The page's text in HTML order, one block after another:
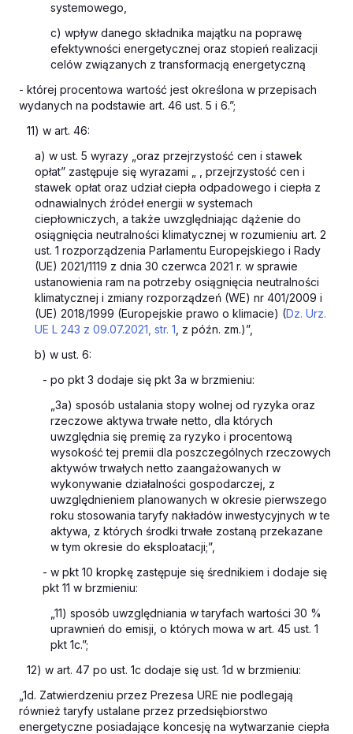
systemowego,
c) wpływ danego składnika majątku na poprawę
efektywności energetycznej oraz stopień realizacji
celów związanych z transformacją energetyczną
- której procentowa wartość jest określona w przepisach
wydanych na podstawie art. 46 ust. 5 i 6.”;
11) w art. 46:
a) w ust. 5 wyrazy „oraz przejrzystość cen i stawek
opłat” zastępuje się wyrazami „ , przejrzystość cen i
stawek opłat oraz udział ciepła odpadowego i ciepła z
odnawialnych źródeł energii w systemach
ciepłowniczych, a także uwzględniając dążenie do
osiągnięcia neutralności klimatycznej w rozumieniu art. 2
ust. 1 rozporządzenia Parlamentu Europejskiego i Rady
(UE) 2021/1119 z dnia 30 czerwca 2021 r. w sprawie
ustanowienia ram na potrzeby osiągnięcia neutralności
klimatycznej i zmiany rozporządzeń (WE) nr 401/2009 i
(UE) 2018/1999 (Europejskie prawo o klimacie) (Dz. Urz.
UE L 243 z 09.07.2021, str. 1 , z późn. zm.)”,
b) w ust. 6:
- po pkt 3 dodaje się pkt 3a w brzmieniu:
„3a) sposób ustalania stopy wolnej od ryzyka oraz
rzeczowe aktywa trwałe netto, dla których
uwzględnia się premię za ryzyko i procentową
wysokość tej premii dla poszczególnych rzeczowych
aktywów trwałych netto zaangażowanych w
wykonywanie działalności gospodarczej, z
uwzględnieniem planowanych w okresie pierwszego
roku stosowania taryfy nakładów inwestycyjnych w te
aktywa, z których środki trwałe zostaną przekazane
w tym okresie do eksploatacji;”,
- w pkt 10 kropkę zastępuje się średnikiem i dodaje się
pkt 11 w brzmieniu:
„11) sposób uwzględniania w taryfach wartości 30 %
uprawnień do emisji, o których mowa w art. 45 ust. 1
pkt 1c.”;
12) w art. 47 po ust. 1c dodaje się ust. 1d w brzmieniu:
„1d. Zatwierdzeniu przez Prezesa URE nie podlegają
również taryfy ustalane przez przedsiębiorstwo
energetyczne posiadające koncesję na wytwarzanie ciepła